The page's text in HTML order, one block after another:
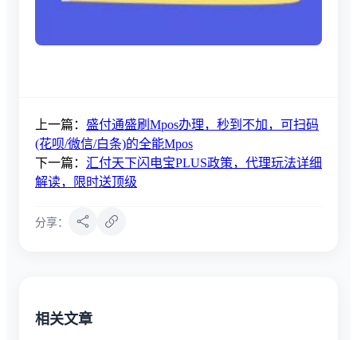
上一篇： 盛付通盛刷Mpos办理，秒到不加，可扫码
(花呗/微信/白条)的全能Mpos
下一篇： 汇付天下闪电宝PLUS政策，代理玩法详细
解读，限时送顶级
分享：
相关文章